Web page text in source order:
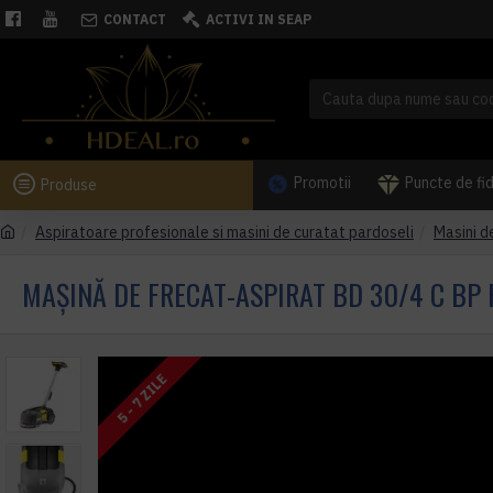
CONTACT ACTIVI IN SEAP
Produse Promotii Puncte de
Aspiratoare profesionale si masini de curatat pardoseli Masini
MAȘINĂ DE FRECAT-ASPIRAT BD 30/4 C BP
5 - 7 ZILE